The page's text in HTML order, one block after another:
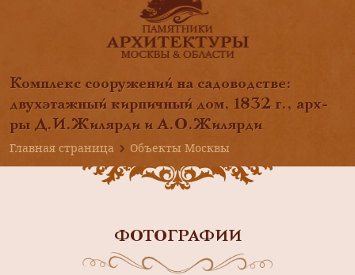
Комплекс сооружений на садоводстве:
двухэтажный кирпичный дом, 1832 г., арх-
ры Д.И.Жилярди и А.О.Жилярди
Главная страница
Объекты Москвы
ФОТОГРАФИИ